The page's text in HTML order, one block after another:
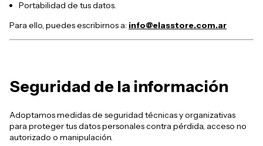
Portabilidad de tus datos.
Para ello, puedes escribirnos a: info@elasstore.com.ar
Seguridad de la información
Adoptamos medidas de seguridad técnicas y organizativas
para proteger tus datos personales contra pérdida, acceso no
autorizado o manipulación.